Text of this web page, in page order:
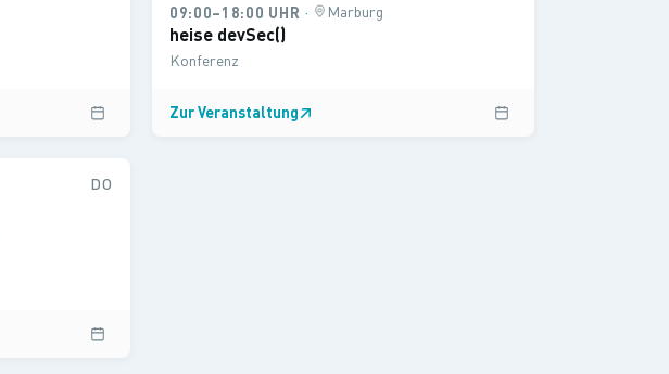
09:00–18:00 UHR · Marburg
heise devSec()
Konferenz
Zur Veranstaltung↗
DO